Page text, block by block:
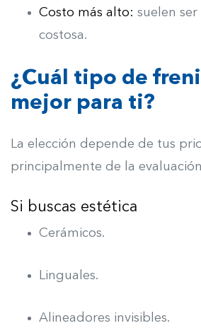
Costo más alto: suelen
costosa.
¿Cuál tipo de
mejor para ti?
La elección depende de tus
principalmente de la
Si buscas estética
Cerámicos.
Linguales.
Alineadores invisibles.